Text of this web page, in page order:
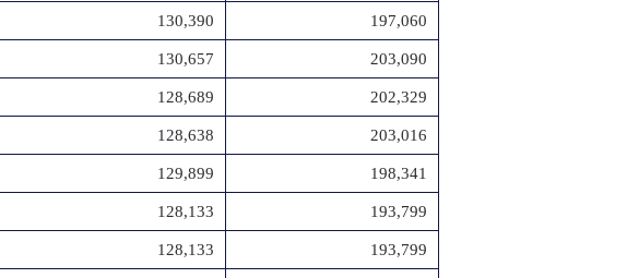
130,390 197,060
130,657 203,090
128,689 202,329
128,638 203,016
129,899 198,341
128,133 193,799
128,133 193,799